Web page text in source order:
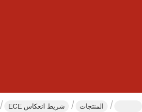
المنتجات شريط انعكاس ECE